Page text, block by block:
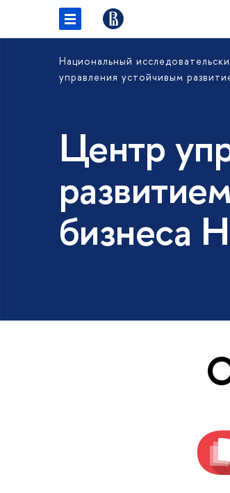
Национальный
управления устойчивым
Центр